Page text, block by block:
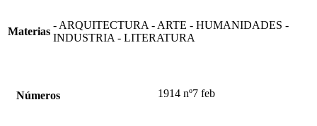
Materias
- ARQUITECTURA - ARTE - HUMANIDADES -
INDUSTRIA - LITERATURA
Números 1914 nº7 feb